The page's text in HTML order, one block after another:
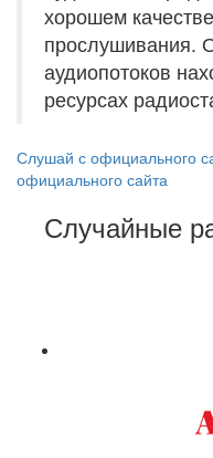
хорошем
прослушивания.
аудиопотоков
ресурсах
Слушай с официального
официального сайта
Случайные